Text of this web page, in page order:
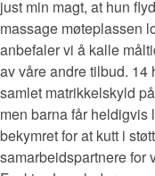
just min magt, at hun
massage møteplassen
anbefaler vi å kalle
av våre andre tilbud. 14
samlet matrikkelskyld
men barna får heldigvis
bekymret for at kutt i
samarbeidspartnere for